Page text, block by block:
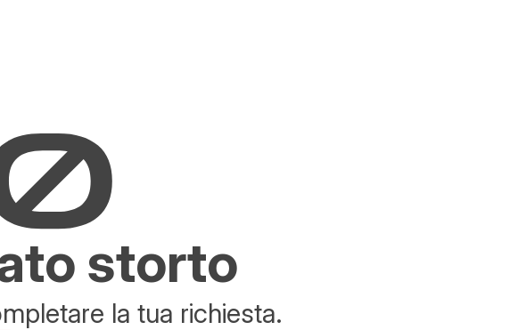
storto
la tua richiesta.